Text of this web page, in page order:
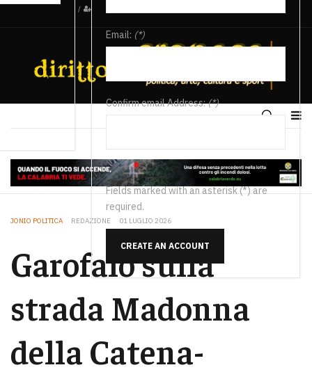
/
Email: (*)
Confirm email Address:(*)
Fields marked with an asterisk (*) are
required.
CREATE AN ACCOUNT
JONIO POLITICA REDAZIONE 01 LUGLIO 2026
Garofalo sulla
strada Madonna
della Catena-